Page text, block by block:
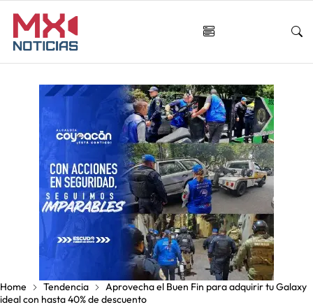
Home Tendencia
Aprovecha el Buen Fin para adquirir tu Galaxy
ideal con hasta 40% de descuento